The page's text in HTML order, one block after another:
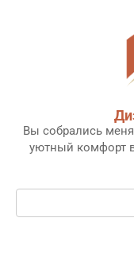
Вы собрались
уютный комфорт
Поиск: